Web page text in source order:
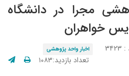
مجرا در دانشگاه
خواهران
اخبار واحد پژوهشی
تعداد بازدید:۱۰۸۳